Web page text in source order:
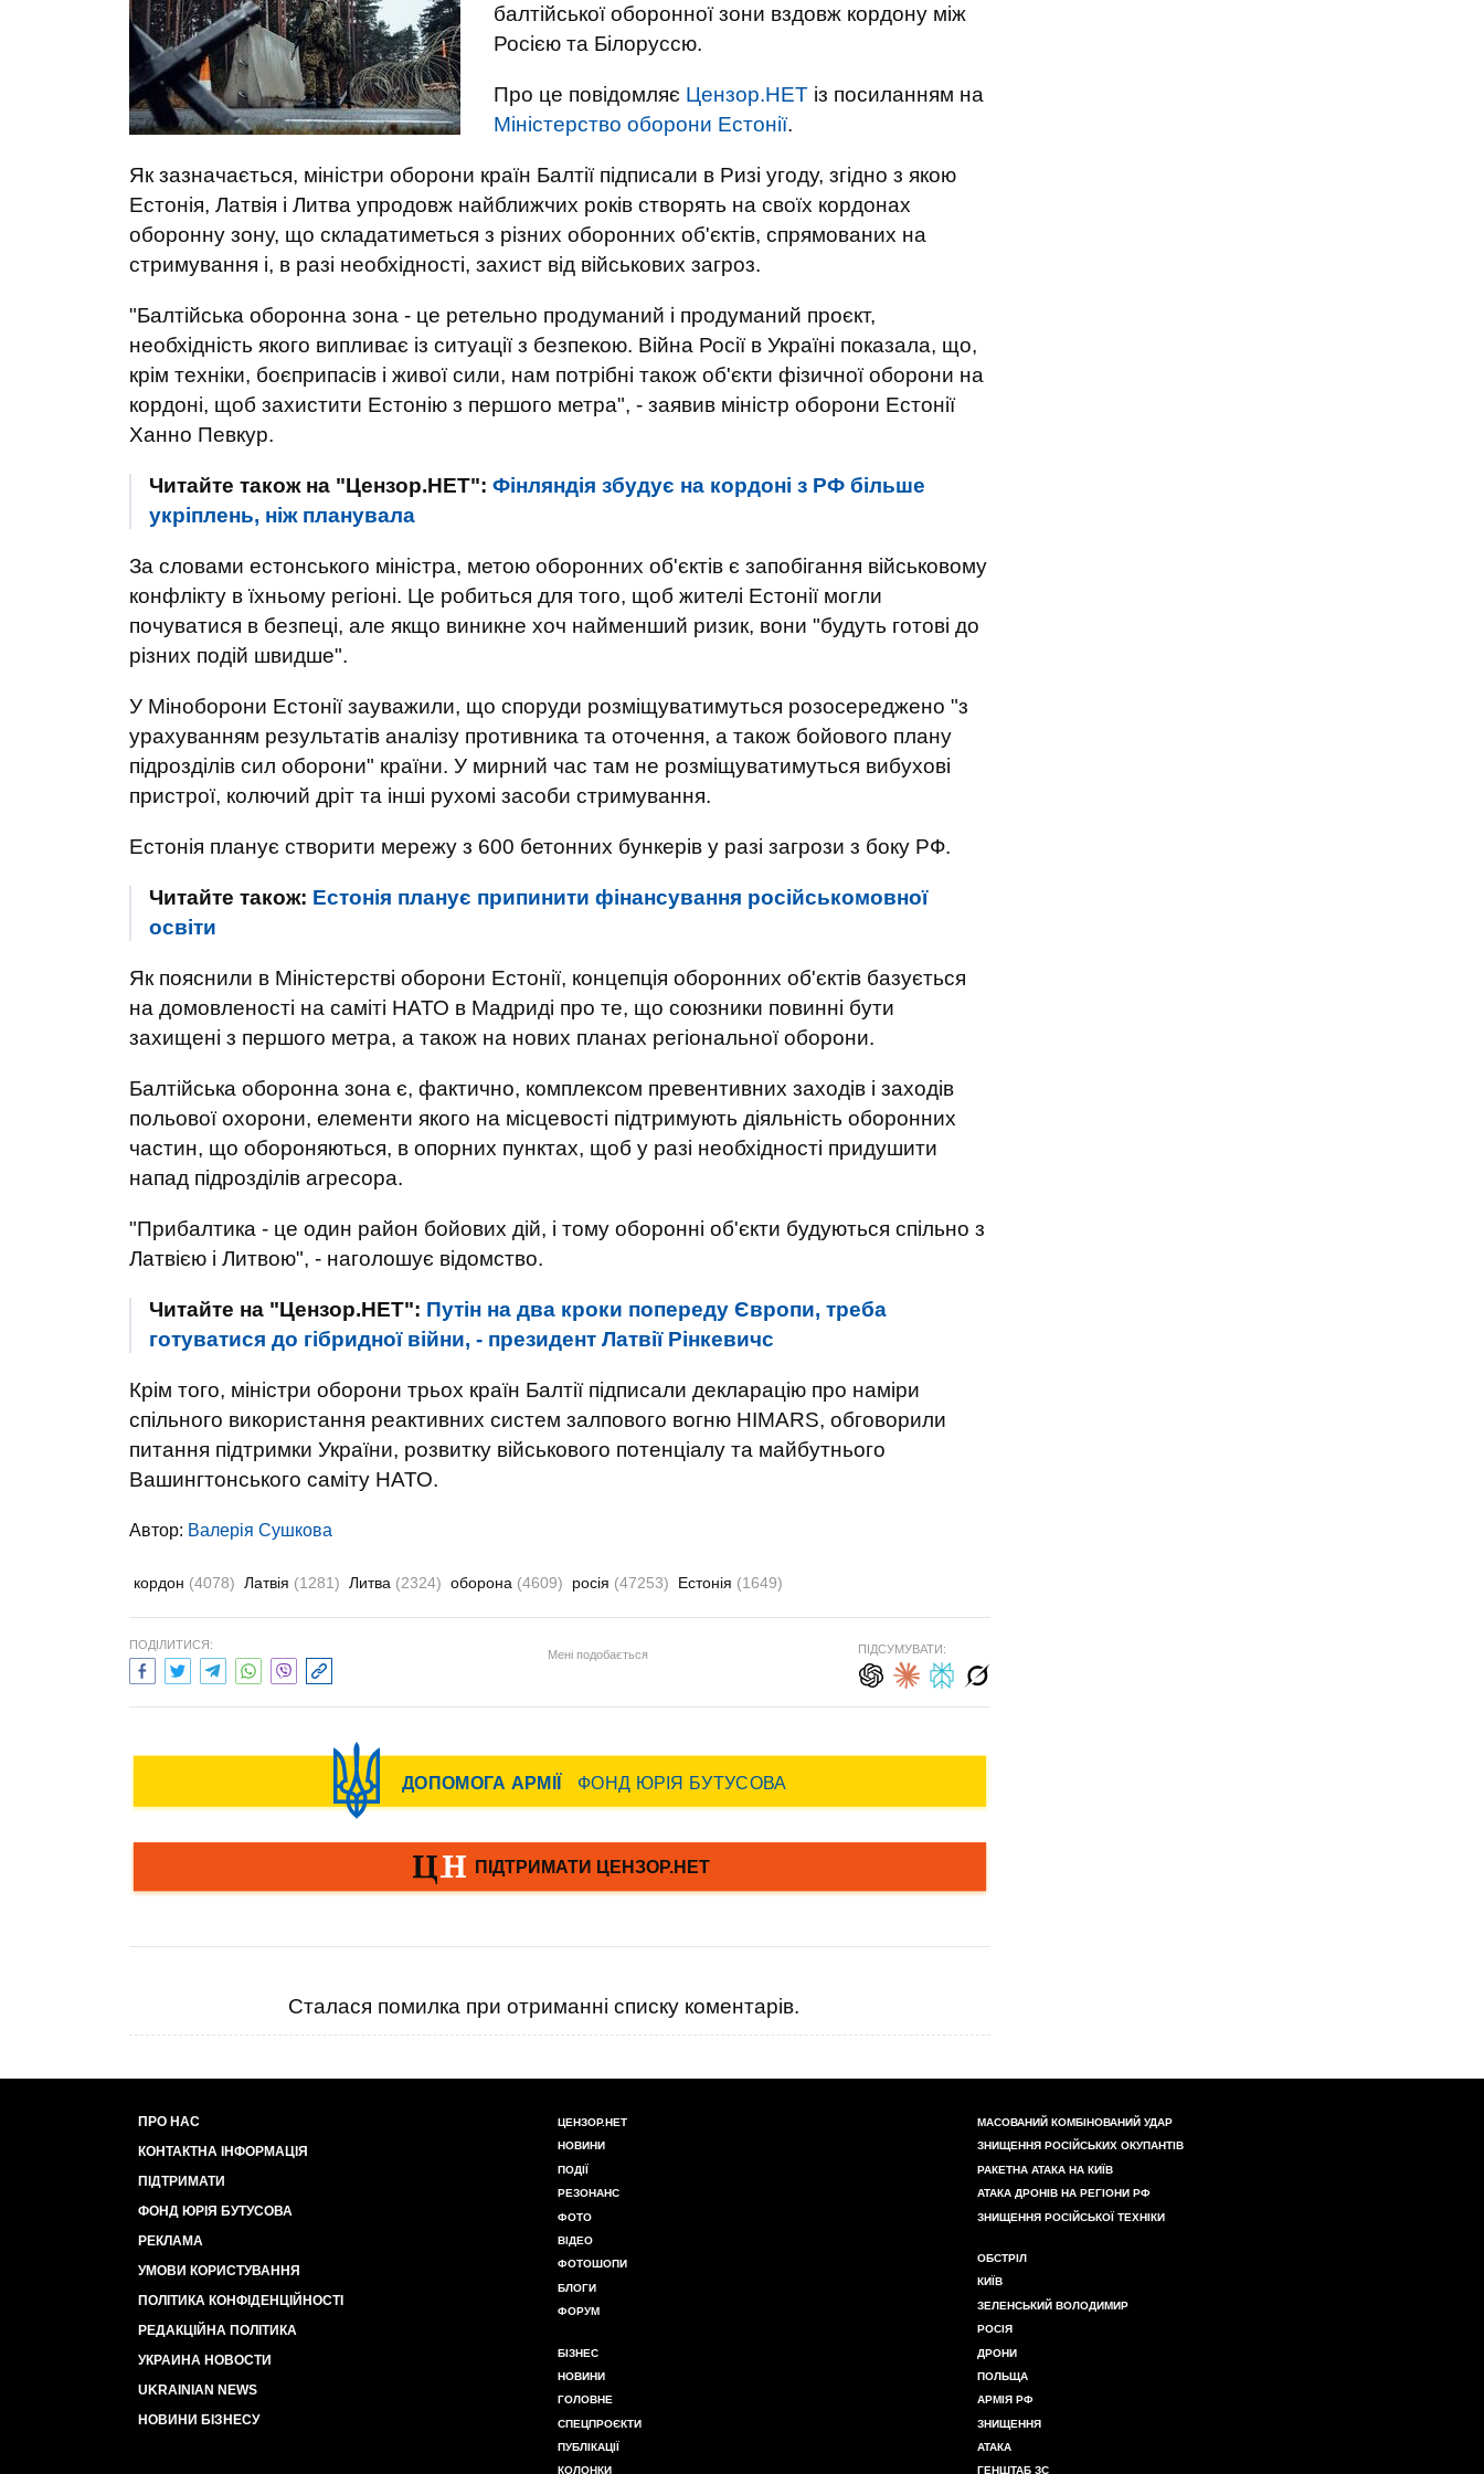
балтійської оборонної зони вздовж кордону між
Росією та Білоруссю.
Про це повідомляє Цензор.НЕТ із посиланням на
Міністерство оборони Естонії.
Як зазначається, міністри оборони країн Балтії підписали в Ризі угоду, згідно з якою
Естонія, Латвія і Литва упродовж найближчих років створять на своїх кордонах
оборонну зону, що складатиметься з різних оборонних об'єктів, спрямованих на
стримування і, в разі необхідності, захист від військових загроз.
"Балтійська оборонна зона - це ретельно продуманий і продуманий проєкт,
необхідність якого випливає із ситуації з безпекою. Війна Росії в Україні показала, що,
крім техніки, боєприпасів і живої сили, нам потрібні також об'єкти фізичної оборони на
кордоні, щоб захистити Естонію з першого метра", - заявив міністр оборони Естонії
Ханно Певкур.
Читайте також на "Цензор.НЕТ": Фінляндія збудує на кордоні з РФ більше
укріплень, ніж планувала
За словами естонського міністра, метою оборонних об'єктів є запобігання військовому
конфлікту в їхньому регіоні. Це робиться для того, щоб жителі Естонії могли
почуватися в безпеці, але якщо виникне хоч найменший ризик, вони "будуть готові до
різних подій швидше".
У Міноборони Естонії зауважили, що споруди розміщуватимуться розосереджено "з
урахуванням результатів аналізу противника та оточення, а також бойового плану
підрозділів сил оборони" країни. У мирний час там не розміщуватимуться вибухові
пристрої, колючий дріт та інші рухомі засоби стримування.
Естонія планує створити мережу з 600 бетонних бункерів у разі загрози з боку РФ.
Читайте також: Естонія планує припинити фінансування російськомовної
освіти
Як пояснили в Міністерстві оборони Естонії, концепція оборонних об'єктів базується
на домовленості на саміті НАТО в Мадриді про те, що союзники повинні бути
захищені з першого метра, а також на нових планах регіональної оборони.
Балтійська оборонна зона є, фактично, комплексом превентивних заходів і заходів
польової охорони, елементи якого на місцевості підтримують діяльність оборонних
частин, що обороняються, в опорних пунктах, щоб у разі необхідності придушити
напад підрозділів агресора.
"Прибалтика - це один район бойових дій, і тому оборонні об'єкти будуються спільно з
Латвією і Литвою", - наголошує відомство.
Читайте на "Цензор.НЕТ": Путін на два кроки попереду Європи, треба
готуватися до гібридної війни, - президент Латвії Рінкевичс
Крім того, міністри оборони трьох країн Балтії підписали декларацію про наміри
спільного використання реактивних систем залпового вогню HIMARS, обговорили
питання підтримки України, розвитку військового потенціалу та майбутнього
Вашингтонського саміту НАТО.
Автор: Валерiя Сушкова
кордон (4078) Латвія (1281) Литва (2324) оборона (4609) росія (47253) Естонія (1649)
ПОДІЛИТИСЯ:
Мені подобається ПІДСУМУВАТИ:
Сталася помилка при отриманні списку коментарів.
ПРО НАС
КОНТАКТНА ІНФОРМАЦІЯ
ПІДТРИМАТИ
ФОНД ЮРІЯ БУТУСОВА
РЕКЛАМА
УМОВИ КОРИСТУВАННЯ
ПОЛІТИКА КОНФІДЕНЦІЙНОСТІ
РЕДАКЦІЙНА ПОЛІТИКА
УКРАИНА НОВОСТИ
UKRAINIAN NEWS
НОВИНИ БІЗНЕСУ
ЦЕНЗОР.НЕТ
НОВИНИ
ПОДІЇ
РЕЗОНАНС
ФОТО
ВІДЕО
ФОТОШОПИ
БЛОГИ
ФОРУМ
БІЗНЕС
НОВИНИ
ГОЛОВНЕ
СПЕЦПРОЄКТИ
ПУБЛІКАЦІЇ
КОЛОНКИ
МАСОВАНИЙ КОМБІНОВАНИЙ УДАР
ЗНИЩЕННЯ РОСІЙСЬКИХ ОКУПАНТІВ
РАКЕТНА АТАКА НА КИЇВ
АТАКА ДРОНІВ НА РЕГІОНИ РФ
ЗНИЩЕННЯ РОСІЙСЬКОЇ ТЕХНІКИ
ОБСТРІЛ
КИЇВ
ЗЕЛЕНСЬКИЙ ВОЛОДИМИР
РОСІЯ
ДРОНИ
ПОЛЬЩА
АРМІЯ РФ
ЗНИЩЕННЯ
АТАКА
ГЕНШТАБ ЗС